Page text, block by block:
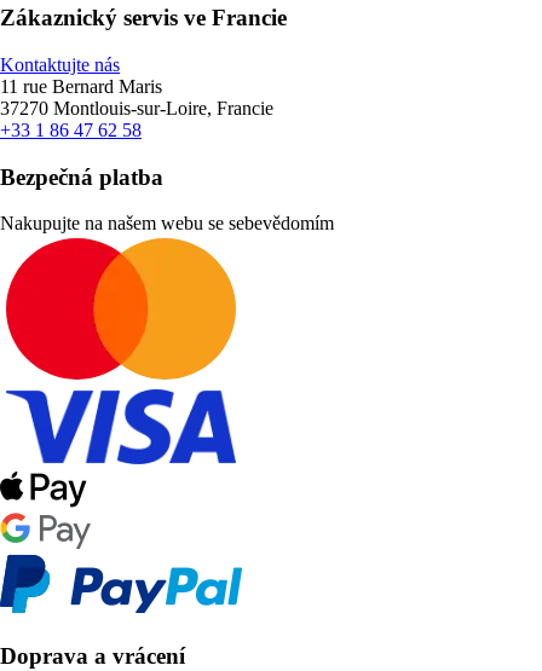
Zákaznický servis ve Francie
Kontaktujte nás
11 rue Bernard Maris
37270 Montlouis-sur-Loire, Francie
+33 1 86 47 62 58
Bezpečná platba
Nakupujte na našem webu se sebevědomím
Doprava a vrácení